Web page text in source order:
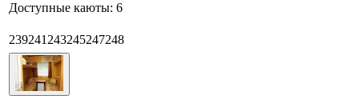
Доступные каюты: 6
239241 243245247248